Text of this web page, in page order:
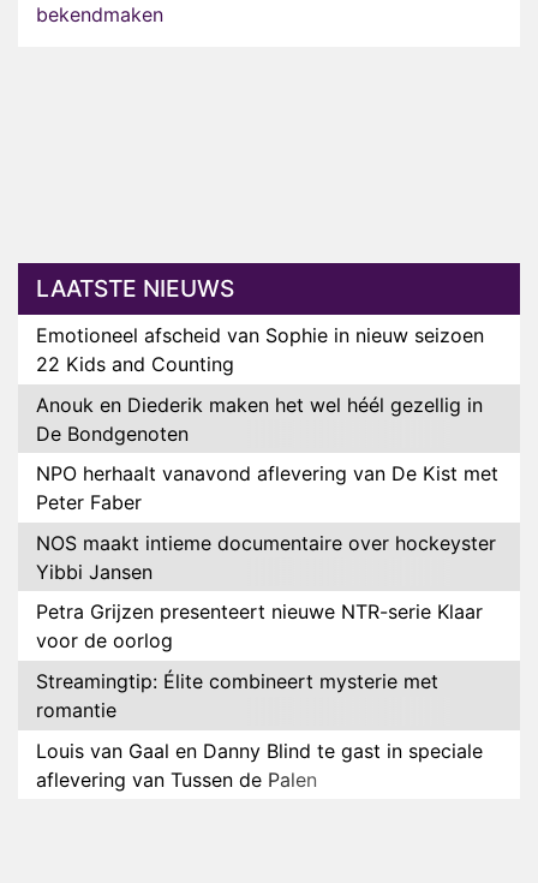
bekendmaken
LAATSTE NIEUWS
Emotioneel afscheid van Sophie in nieuw seizoen
22 Kids and Counting
Anouk en Diederik maken het wel héél gezellig in
De Bondgenoten
NPO herhaalt vanavond aflevering van De Kist met
Peter Faber
NOS maakt intieme documentaire over hockeyster
Yibbi Jansen
Petra Grijzen presenteert nieuwe NTR-serie Klaar
voor de oorlog
Streamingtip: Élite combineert mysterie met
romantie
Louis van Gaal en Danny Blind te gast in speciale
aflevering van Tussen de Palen